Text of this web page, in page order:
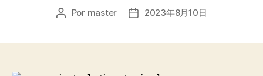
Autor
Por master
Fecha2023年8月10日